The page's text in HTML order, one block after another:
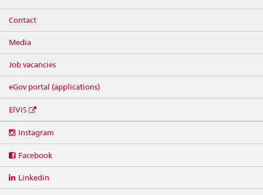
Contact
Media
Job vacancies
eGov portal (applications)
ElViS
media
Instagram
Facebook
Linkedin